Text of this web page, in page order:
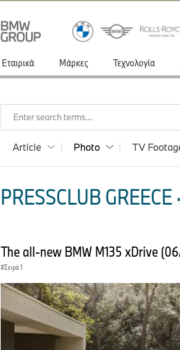
Εταιρικά Μάρκες Τεχνολογία
Enter search terms...
Article Photo TV
PRESSCLUB GREECE
The all-new BMW M135 xDrive
Σειρά 1